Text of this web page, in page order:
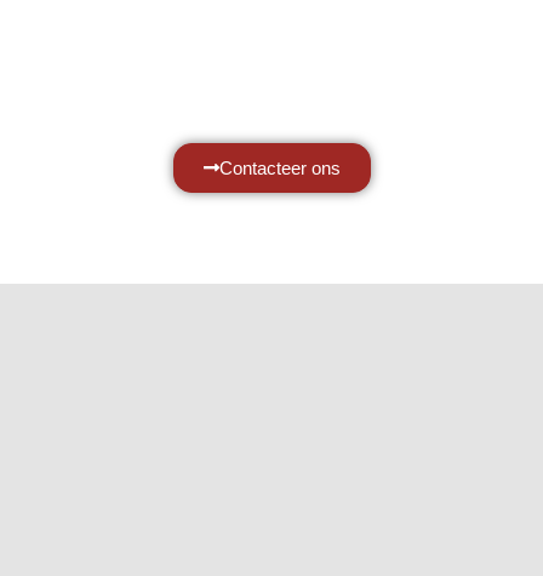
Contacteer ons